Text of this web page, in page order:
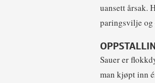
uansett årsak.
paringsvilje og
Sauer er
man kjøpt inn